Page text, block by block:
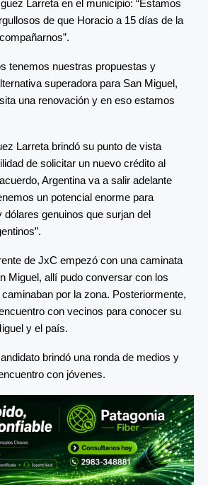
Larreta en el municipio: “Estamos
de que Horacio a 15 días de la
tenemos nuestras propuestas y
superadora para San Miguel,
una renovación y en eso estamos
Larreta brindó su punto de vista
de solicitar un nuevo crédito al
Argentina va a salir adelante
un potencial enorme para
genuinos que surjan del
de JxC empezó con una caminata
Miguel, allí pudo conversar con los
por la zona. Posteriormente,
con vecinos para conocer su
y el país.
brindó una ronda de medios y
con jóvenes.